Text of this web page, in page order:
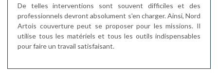
De telles interventions sont souvent difficiles et des
professionnels devront absolument s'en charger. Ainsi, Nord
Artois couverture peut se proposer pour les missions. Il
utilise tous les matériels et tous les outils indispensables
pour faire un travail satisfaisant.